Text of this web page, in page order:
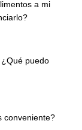
a mi
puedo
conveniente?